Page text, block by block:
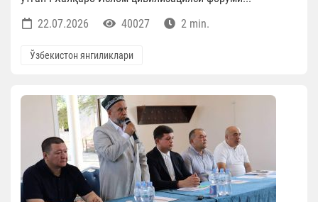
22.07.2026
40027 2 min.
Ўзбекистон янгиликлари